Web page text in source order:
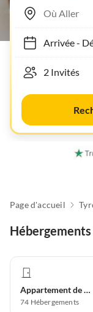
Arrivée-
Page d'accueil
Appartement de vacances
74 Hébergements